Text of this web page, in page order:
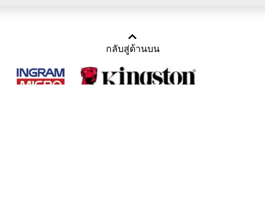
กลับสู่ด้านบน